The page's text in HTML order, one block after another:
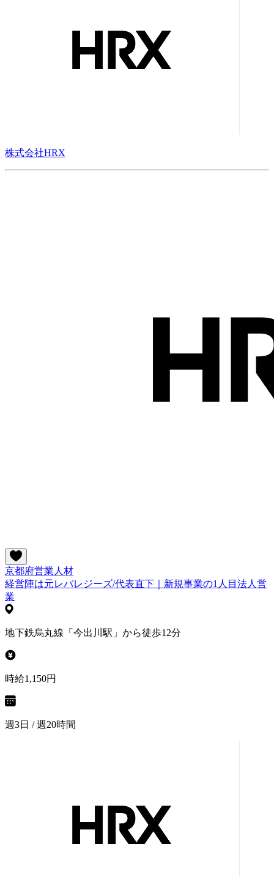
株式会社HRX
京都府営業 人材
経営陣は元レバレジーズ/代表直下｜新規事業の1人目法人営
業
地下鉄烏丸線「今出川駅」から徒歩12分
時給1,150円
週3日 / 週20時間